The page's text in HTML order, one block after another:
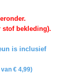
stof bekleding).
is inclusief
€ 4,99)